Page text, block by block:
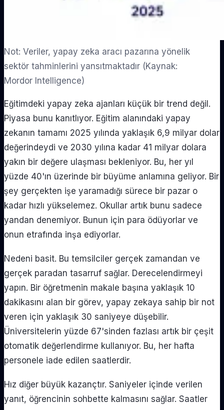
Not: Veriler, yapay zeka aracı pazarına yönelik
sektör tahminlerini yansıtmaktadır (Kaynak:
Mordor Intelligence)
Eğitimdeki yapay zeka ajanları küçük bir trend değil.
Piyasa bunu kanıtlıyor. Eğitim alanındaki yapay
zekanın tamamı 2025 yılında yaklaşık 6,9 milyar dolar
değerindeydi ve 2030 yılına kadar 41 milyar dolara
yakın bir değere ulaşması bekleniyor. Bu, her yıl
yüzde 40'ın üzerinde bir büyüme anlamına geliyor. Bir
şey gerçekten işe yaramadığı sürece bir pazar o
kadar hızlı yükselemez. Okullar artık bunu sadece
yandan denemiyor. Bunun için para ödüyorlar ve
onun etrafında inşa ediyorlar.
Nedeni basit. Bu temsilciler gerçek zamandan ve
gerçek paradan tasarruf sağlar. Derecelendirmeyi
yapın. Bir öğretmenin makale başına yaklaşık 10
dakikasını alan bir görev, yapay zekaya sahip bir not
veren için yaklaşık 30 saniyeye düşebilir.
Üniversitelerin yüzde 67'sinden fazlası artık bir çeşit
otomatik değerlendirme kullanıyor. Bu, her hafta
personele iade edilen saatlerdir.
Hız diğer büyük kazançtır. Saniyeler içinde verilen
yanıt, öğrencinin sohbette kalmasını sağlar. Saatler